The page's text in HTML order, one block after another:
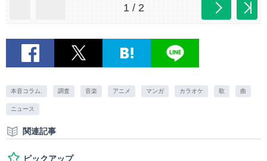
1 / 2
本音コラム. 調査 音楽 アニメ マンガ カラオケ 歌 曲
ニュース
関連記事
ピックアップ